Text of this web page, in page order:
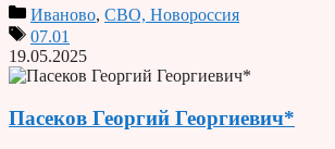
Иваново, СВО, Новороссия
07.01
19.05.2025
Пасеков Георгий Георгиевич*